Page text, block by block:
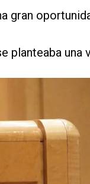
gran
planteaba una